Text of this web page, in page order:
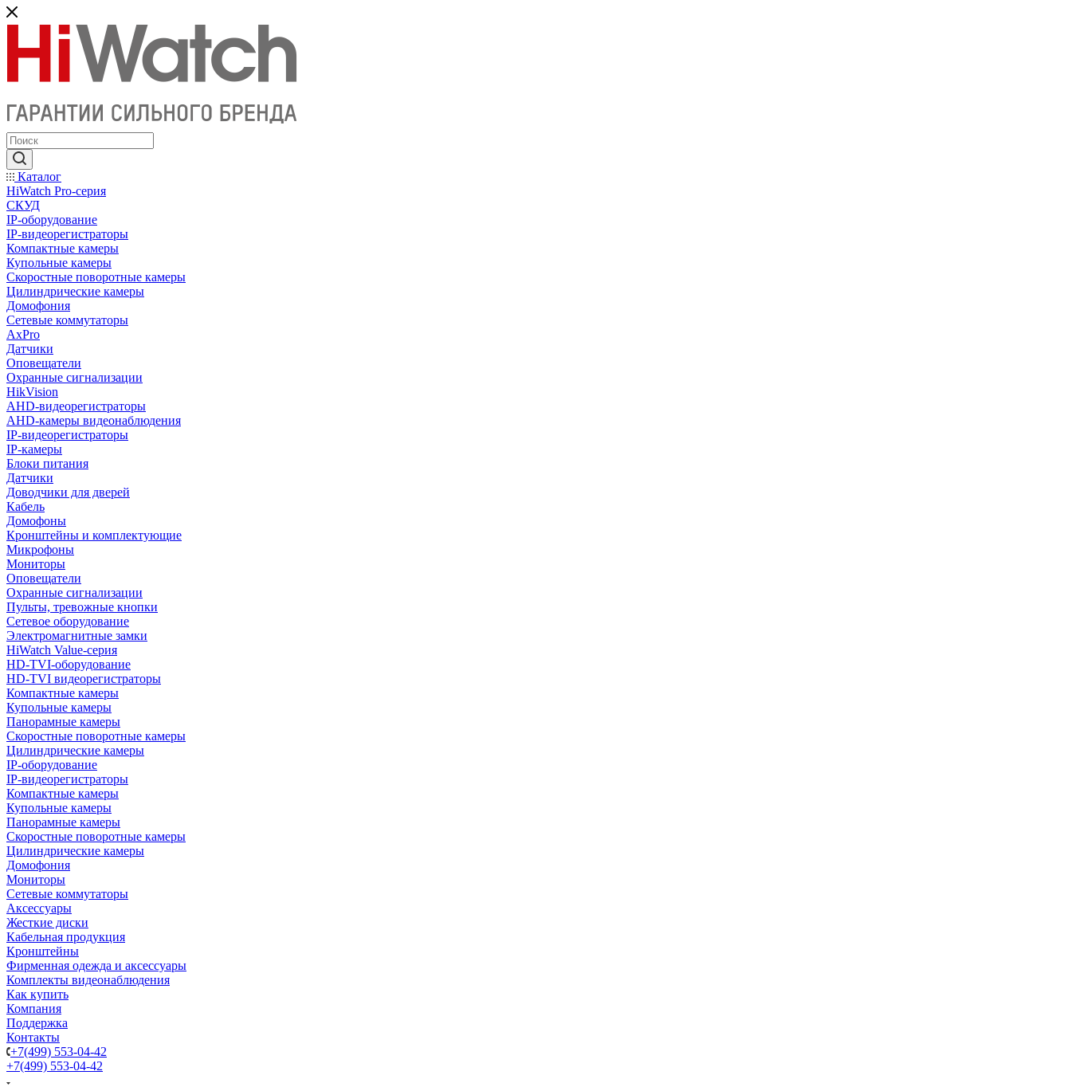
Каталог
HiWatch Pro-серия
CКУД
IP-оборудование
IP-видеорегистраторы
Компактные камеры
Купольные камеры
Скоростные поворотные камеры
Цилиндрические камеры
Домофония
Сетевые коммутаторы
AxPro
Датчики
Оповещатели
Охранные сигнализации
HikVision
AHD-видеорегистраторы
AHD-камеры видеонаблюдения
IP-видеорегистраторы
IP-камеры
Блоки питания
Датчики
Доводчики для дверей
Кабель
Домофоны
Кронштейны и комплектующие
Микрофоны
Мониторы
Оповещатели
Охранные сигнализации
Пульты, тревожные кнопки
Сетевое оборудование
Электромагнитные замки
HiWatch Value-серия
HD-TVI-оборудование
HD-TVI видеорегистраторы
Компактные камеры
Купольные камеры
Панорамные камеры
Скоростные поворотные камеры
Цилиндрические камеры
IP-оборудование
IP-видеорегистраторы
Компактные камеры
Купольные камеры
Панорамные камеры
Скоростные поворотные камеры
Цилиндрические камеры
Домофония
Мониторы
Сетевые коммутаторы
Аксессуары
Жесткие диски
Кабельная продукция
Кронштейны
Фирменная одежда и аксессуары
Комплекты видеонаблюдения
Как купить
Компания
Поддержка
Контакты
+7(499) 553-04-42
+7(499) 553-04-42